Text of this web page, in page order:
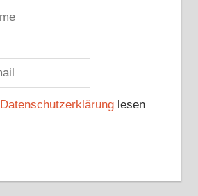
Datenschutzerklärunglesen